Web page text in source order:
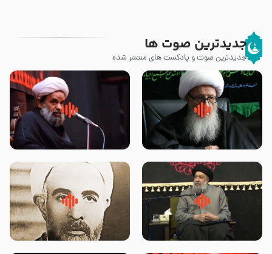
جدیدترین صوت ها
جدیدترین صوت و پادکست های منتشر شده
زوّار اربعین امام حسین (علیه
السلام) با این اشتیاق به زیارت
روضه جانسوز پاره های جگر امام
حسن مجتبی علیه السلام-حجت
لقب حضرت رقیه سلام الله علیها به
چه معناست – حجت الاسلام علوی
روضه‌ی مجلس یزید ملعون و
اسارت اهل‌بیت علیهم‌السلام –